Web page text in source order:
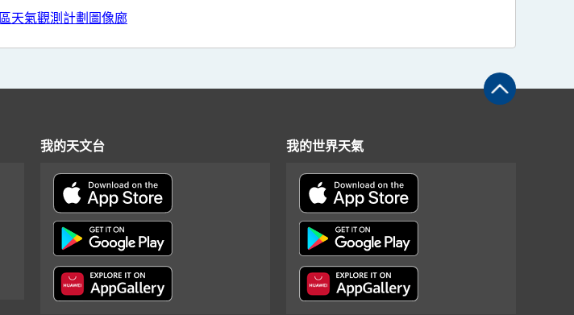
天氣觀測計劃圖像廊
我的天文台 我的世界天氣